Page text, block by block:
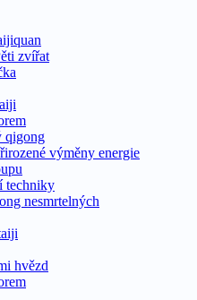
zvířat
qigong
výměny energie
techniky
nesmrtelných
hvězd